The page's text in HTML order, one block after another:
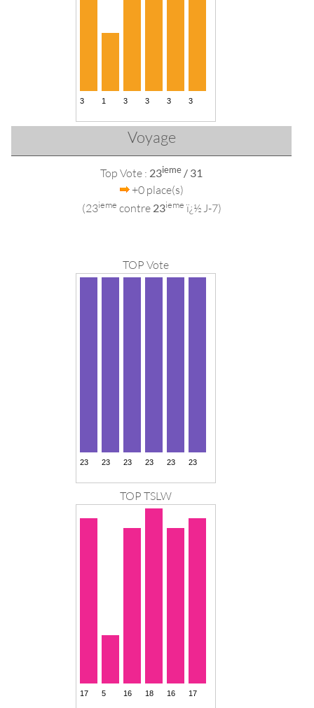
Voyage
Top Vote : 23ieme / 31
+0 place(s)
(23ieme contre 23ieme ï¿½ J-7)
TOP Vote
TOP TSLW